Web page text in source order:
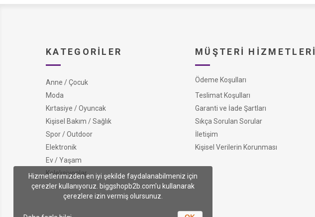
KATEGORILER
Anne / Çocuk
Moda
Kırtasiye / Oyuncak
Kişisel Bakım / Sağlık
Spor / Outdoor
Elektronik
Ev / Yaşam
Koleksiyonlar
MÜŞTERI HIZMETLERI
Ödeme Koşulları
Teslimat Koşulları
Garanti ve İade Şartları
Sıkça Sorulan Sorular
İletişim
Kişisel Verilerin Korunması
Hizmetlerimizden en iyi şekilde faydalanabilmeniz için
çerezler kullanıyoruz. biggshopb2b.com'u kullanarak
çerezlere izin vermiş olursunuz.